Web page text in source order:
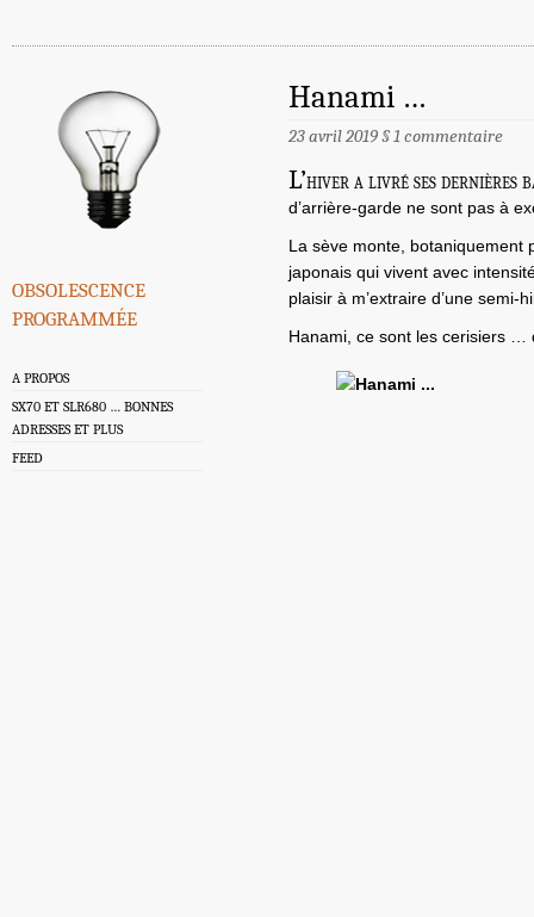
obsolescence
programmée
A PROPOS
SX70 ET SLR680 … BONNES
ADRESSES ET PLUS
FEED
Hanami …
23 avril 2019§1 commentaire
L’hiver a livré ses dernières
d’arrière-garde ne sont pas à
La sève monte, botaniquement
japonais qui vivent avec
plaisir à m’extraire d’une semi-
Hanami, ce sont les cerisiers